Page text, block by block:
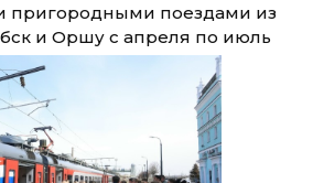
пригородными поездами из
и Оршу с апреля по июль